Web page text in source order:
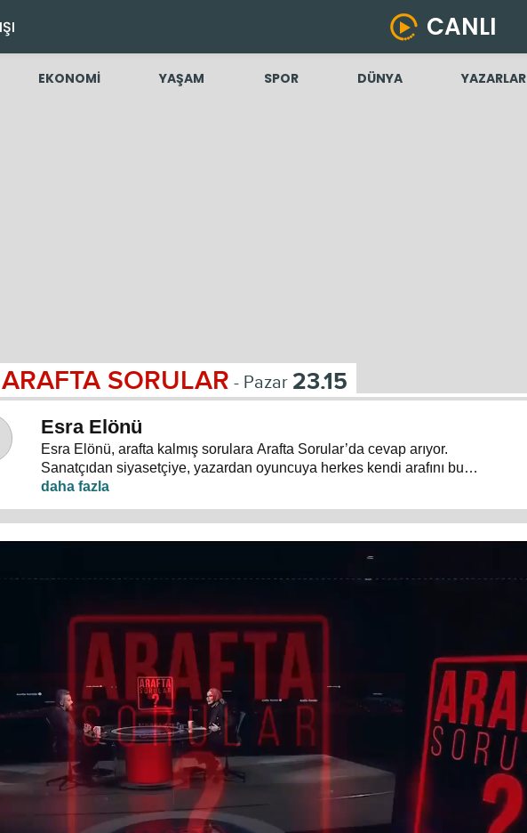
CANLI
EKONOMİ YAŞAM SPOR DÜNYA YAZARLAR
ARAFTA SORULAR - Pazar 23.15
Esra Elönü
Esra Elönü, arafta kalmış sorulara Arafta Sorular’da cevap arıyor.
Sanatçıdan siyasetçiye, yazardan oyuncuya herkes kendi arafını bu
programda anlatıyor. Hayata, insana, gündem ve siyasete dair her şeyin
Arafta Sorular’da, Esra Elönü konuklarına arafını sorgulatıyor.